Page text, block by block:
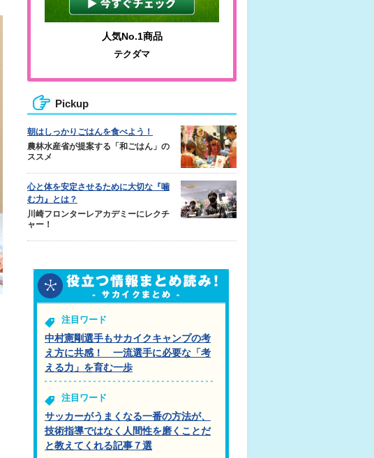
人気No.1商品
テクダマ
Pickup
朝はしっかりごはんを食べよう！
農林水産省が提案する「和ごはん」の
ススメ
心と体を安定させるために大切な『噛
む力』とは？
川崎フロンターレアカデミーにレクチ
ャー！
注目ワード
中村憲剛選手もサカイクキャンプの考
え方に共感！ 一流選手に必要な「考
える力」を育む一歩
注目ワード
サッカーがうまくなる一番の方法が、
技術指導ではなく人間性を磨くことだ
と教えてくれる記事７選